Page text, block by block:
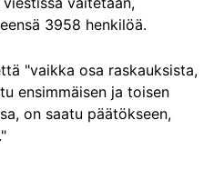
3958 henkilöä.
"vaikka osa raskauksista,
ensimmäisen ja toisen
on saatu päätökseen,